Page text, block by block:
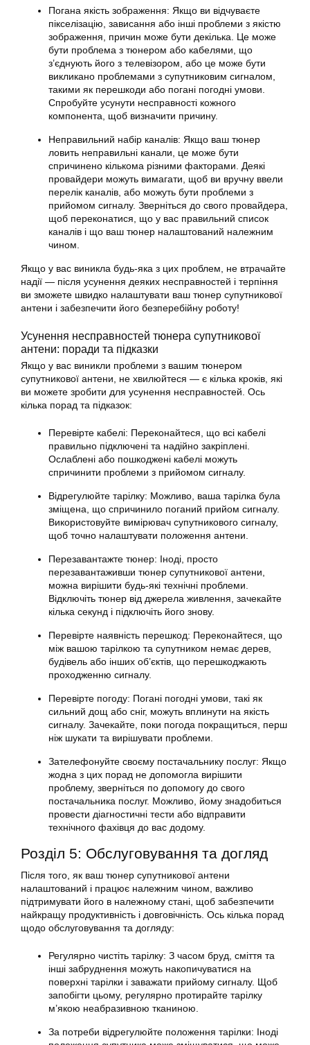
Погана якість зображення: Якщо ви відчуваєте
пікселізацію, зависання або інші проблеми з якістю
зображення, причин може бути декілька. Це може
бути проблема з тюнером або кабелями, що
з’єднують його з телевізором, або це може бути
викликано проблемами з супутниковим сигналом,
такими як перешкоди або погані погодні умови.
Спробуйте усунути несправності кожного
компонента, щоб визначити причину.
Неправильний набір каналів: Якщо ваш тюнер
ловить неправильні канали, це може бути
спричинено кількома різними факторами. Деякі
провайдери можуть вимагати, щоб ви вручну ввели
перелік каналів, або можуть бути проблеми з
прийомом сигналу. Зверніться до свого провайдера,
щоб переконатися, що у вас правильний список
каналів і що ваш тюнер налаштований належним
чином.
Якщо у вас виникла будь-яка з цих проблем, не втрачайте
надії — після усунення деяких несправностей і терпіння
ви зможете швидко налаштувати ваш тюнер супутникової
антени і забезпечити його безперебійну роботу!
Усунення несправностей тюнера супутникової
антени: поради та підказки
Якщо у вас виникли проблеми з вашим тюнером
супутникової антени, не хвилюйтеся — є кілька кроків, які
ви можете зробити для усунення несправностей. Ось
кілька порад та підказок:
Перевірте кабелі: Переконайтеся, що всі кабелі
правильно підключені та надійно закріплені.
Ослаблені або пошкоджені кабелі можуть
спричинити проблеми з прийомом сигналу.
Відрегулюйте тарілку: Можливо, ваша тарілка була
зміщена, що спричинило поганий прийом сигналу.
Використовуйте вимірювач супутникового сигналу,
щоб точно налаштувати положення антени.
Перезавантажте тюнер: Іноді, просто
перезавантаживши тюнер супутникової антени,
можна вирішити будь-які технічні проблеми.
Відключіть тюнер від джерела живлення, зачекайте
кілька секунд і підключіть його знову.
Перевірте наявність перешкод: Переконайтеся, що
між вашою тарілкою та супутником немає дерев,
будівель або інших об’єктів, що перешкоджають
проходженню сигналу.
Перевірте погоду: Погані погодні умови, такі як
сильний дощ або сніг, можуть вплинути на якість
сигналу. Зачекайте, поки погода покращиться, перш
ніж шукати та вирішувати проблеми.
Зателефонуйте своєму постачальнику послуг: Якщо
жодна з цих порад не допомогла вирішити
проблему, зверніться по допомогу до свого
постачальника послуг. Можливо, йому знадобиться
провести діагностичні тести або відправити
технічного фахівця до вас додому.
Розділ 5: Обслуговування та догляд
Після того, як ваш тюнер супутникової антени
налаштований і працює належним чином, важливо
підтримувати його в належному стані, щоб забезпечити
найкращу продуктивність і довговічність. Ось кілька порад
щодо обслуговування та догляду:
Регулярно чистіть тарілку: З часом бруд, сміття та
інші забруднення можуть накопичуватися на
поверхні тарілки і заважати прийому сигналу. Щоб
запобігти цьому, регулярно протирайте тарілку
м’якою неабразивною тканиною.
За потреби відрегулюйте положення тарілки: Іноді